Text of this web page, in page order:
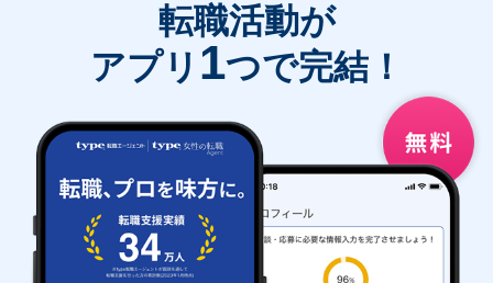
転職活動が
アプリ 1つで完結！